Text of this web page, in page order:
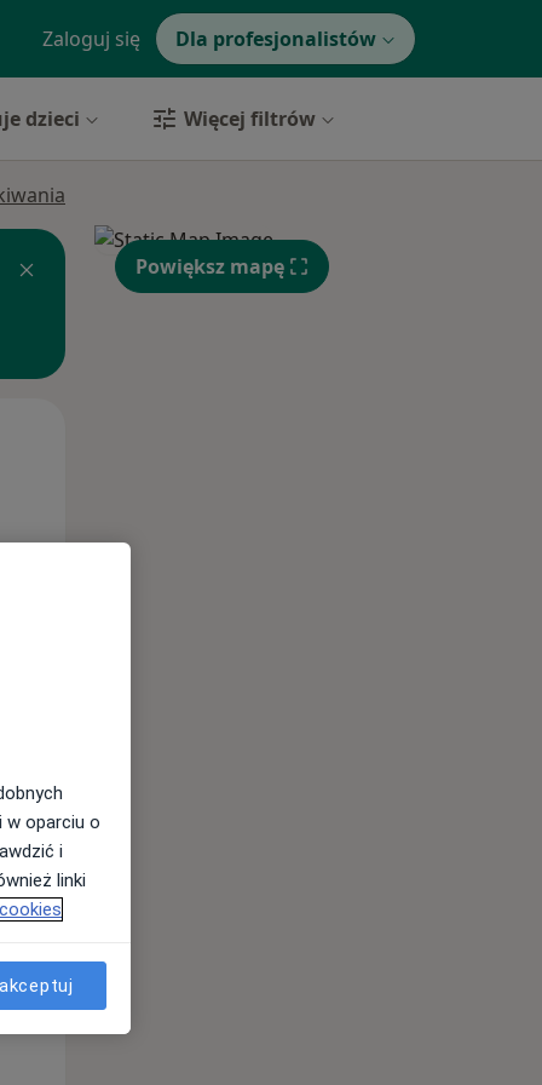
Zaloguj się Dla profesjonalistów
dzieci Więcej filtrów
Wt,
11 Sie
Powiększ mapę
w oparciu o
i
linki